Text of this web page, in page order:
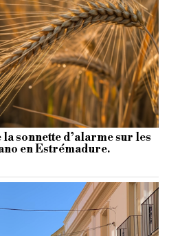
sonnette d’alarme sur les
en Estrémadure.